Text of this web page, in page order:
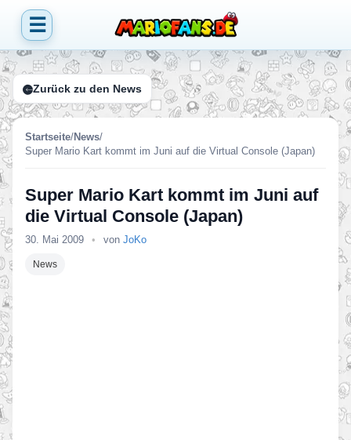
☰
Zurück zu den News
Startseite/News/
Super Mario Kart kommt im Juni auf die Virtual Console (Japan)
Super Mario Kart kommt im Juni auf
die Virtual Console (Japan)
30. Mai 2009 • von JoKo
News